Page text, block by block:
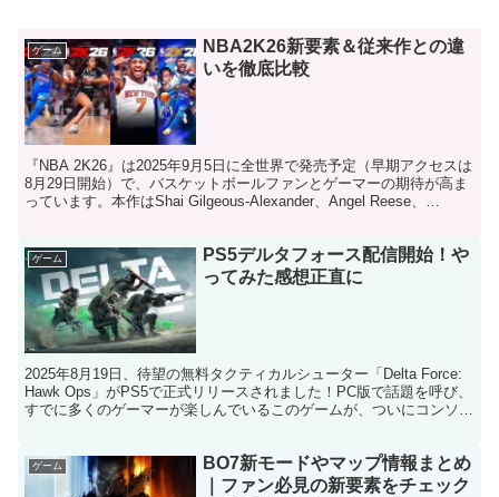
ゲーム
NBA2K26新要素＆従来作との違
いを徹底比較
『NBA 2K26』は2025年9月5日に全世界で発売予定（早期アクセスは
8月29日開始）で、バスケットボールファンとゲーマーの期待が高ま
っています。本作はShai Gilgeous-Alexander、Angel Reese、
ゲーム
PS5デルタフォース配信開始！や
ってみた感想正直に
2025年8月19日、待望の無料タクティカルシューター「Delta Force:
Hawk Ops」がPS5で正式リリースされました！PC版で話題を呼び、
すでに多くのゲーマーが楽しんでいるこのゲームが、ついにコンソー
ゲーム
BO7新モードやマップ情報まとめ
｜ファン必見の新要素をチェック